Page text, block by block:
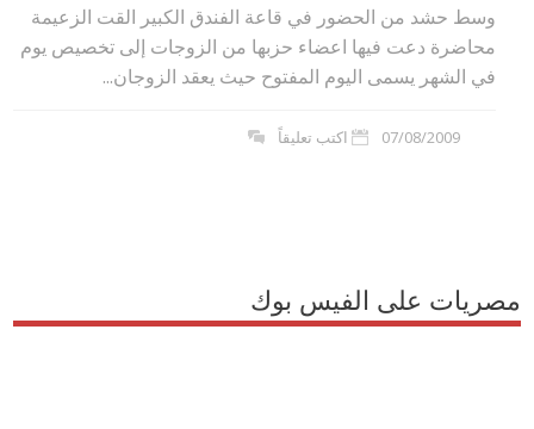
وسط حشد من الحضور في قاعة الفندق الكبير القت الزعيمة
محاضرة دعت فيها اعضاء حزبها من الزوجات إلى تخصيص يوم
في الشهر يسمى اليوم المفتوح حيث يعقد الزوجان...
07/08/2009 اكتب تعليقاً
مصريات على الفيس بوك